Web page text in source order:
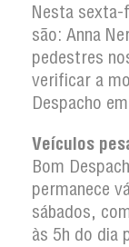
Nesta
são: Anna
pedestres
verificar a
Despacho
Veículos
Bom
permanece
sábados,
às 5h do dia